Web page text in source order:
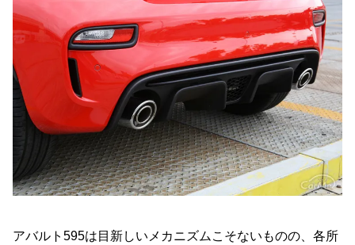
アバルト595は目新しいメカニズムこそないものの、各所